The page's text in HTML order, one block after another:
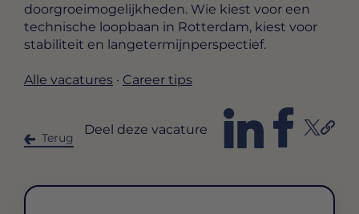
doorgroeimogelijkheden. Wie kiest voor een
technische loopbaan in Rotterdam, kiest voor
stabiliteit en langetermijnperspectief.
Alle vacatures · Career tips
Terug
Deel deze vacature